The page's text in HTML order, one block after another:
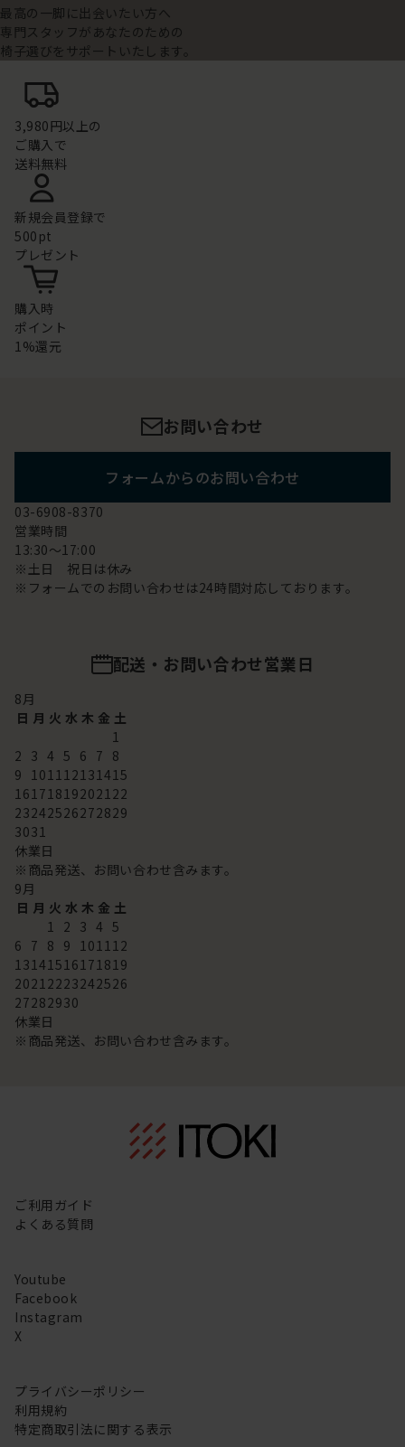
最高の一脚に出会いたい方へ
専門スタッフがあなたのための
椅子選びをサポートいたします。
3,980円以上の
ご購入で
送料無料
新規会員登録で
500pt
プレゼント
購入時
ポイント
1%還元
お問い合わせ
フォームからのお問い合わせ
03-6908-8370
営業時間
13:30～17:00
※土日 祝日は休み
※フォームでのお問い合わせは24時間対応しております。
配送・お問い合わせ営業日
8月
日 月 火 水 木 金 土
1
2 3 4 5 6 7 8
9 101112131415
16171819202122
23242526272829
3031
休業日
※商品発送、お問い合わせ含みます。
9月
日 月 火 水 木 金 土
1 2 3 4 5
6 7 8 9 101112
13141516171819
20212223242526
27282930
休業日
※商品発送、お問い合わせ含みます。
ご利用ガイド
よくある質問
Youtube
Facebook
Instagram
X
プライバシーポリシー
利用規約
特定商取引法に関する表示